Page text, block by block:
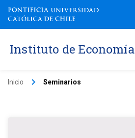
Instituto de Economía
Inicio keyboard_arrow_right Seminarios